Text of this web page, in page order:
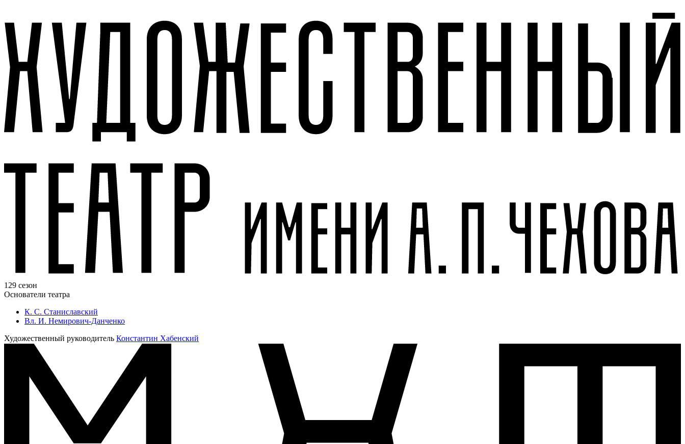
129 сезон
Основатели театра
К. С. Станиславский
Вл. И. Немирович-Данченко
Художественный руководитель Константин Хабенский